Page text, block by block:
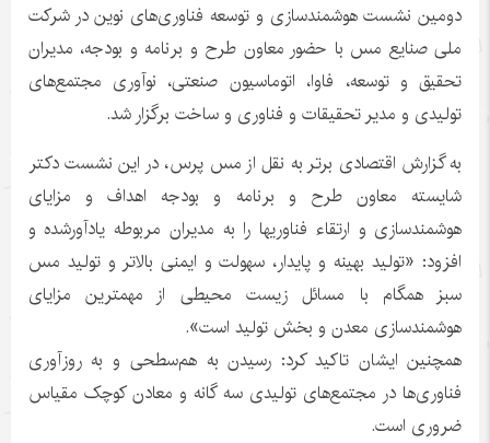
دومین نشست هوشمندسازی و توسعه فناوری‌های نوین در شرکت
ملی صنایع مس با حضور معاون طرح و برنامه و بودجه، مدیران
تحقیق و توسعه، فاوا، اتوماسیون صنعتی، نوآوری مجتمع‌های
تولیدی و مدیر تحقیقات و فناوری و ساخت برگزار شد.
به گزارش اقتصادی برتر به نقل از مس پرس، در این نشست دکتر
شایسته معاون طرح و برنامه و بودجه اهداف و مزایای
هوشمندسازی و ارتقاء فناوریها را به مدیران مربوطه یادآورشده و
افزود: «تولید بهینه و پایدار، سهولت و ایمنی بالاتر و تولید مس
سبز همگام با مسائل زیست محیطی از مهمترین مزایای
هوشمندسازی معدن و بخش تولید است».
همچنین ایشان تاکید کرد: رسیدن به هم‌سطحی و به روزآوری
فناوری‌ها در مجتمع‌های تولیدی سه گانه و معادن کوچک مقیاس
ضروری است.